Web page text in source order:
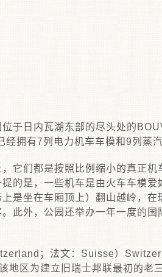
位于日内瓦湖东部的尽头处的
经拥有7列电力机车车模和9列蒸
它们都是按照比例缩小的真正
的是，一些机车是由火车车模
是坐在车厢顶上）翻山越岭，
此外，公园还举办一年一度的
；法文：Suisse）
地区为建立旧瑞士邦联最初的